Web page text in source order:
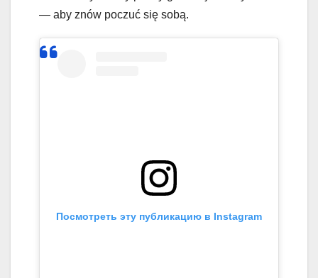
— aby znów poczuć się sobą.
Посмотреть эту публикацию в Instagram